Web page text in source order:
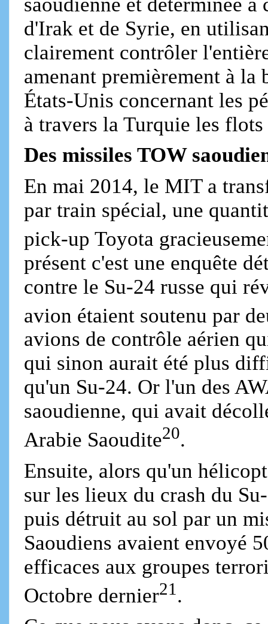
d'Irak et de Syrie, en
clairement contrôler
amenant premièrement à la
États-Unis concernant les
à travers la Turquie les
Des missiles TOW
En mai 2014, le MIT a
par train spécial, une
pick-up Toyota
présent c'est une enquête
contre le Su-24 russe qui
avion étaient soutenu par
avions de contrôle aérien
qui sinon aurait été plus
qu'un Su-24. Or l'un des
saoudienne, qui avait
Arabie Saoudite20.
Ensuite, alors qu'un
sur les lieux du crash du
puis détruit au sol par un
Saoudiens avaient envoyé
efficaces aux groupes
Octobre dernier21 .